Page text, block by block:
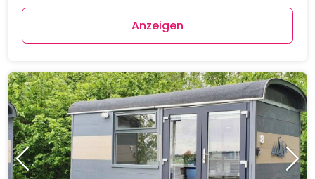
Anzeigen